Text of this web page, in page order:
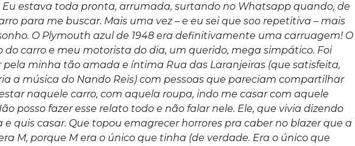
Eu estava toda pronta, arrumada, surtando no Whatsapp quando, de
para me buscar. Mais uma vez – e eu sei que soo repetitiva – mais
O Plymouth azul de 1948 era definitivamente uma carruagem! O
do carro e meu motorista do dia, um querido, mega simpático. Foi
minha tão amada e íntima Rua das Laranjeiras (que satisfeita,
a música do Nando Reis) com pessoas que pareciam compartilhar
naquele carro, com aquela roupa, indo me casar com aquele
posso fazer esse relato todo e não falar nele. Ele, que vivia dizendo
quis casar. Que topou emagrecer horrores pra caber no blazer que a
M, porque M era o único que tinha (de verdade. Era o único que